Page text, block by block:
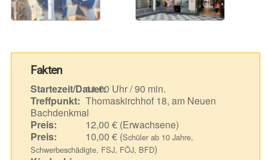
Fakten
Startezeit/Dauer:11.00 Uhr / 90 min.
Treffpunkt: Thomaskirchhof 18, am Neuen
Bachdenkmal
Preis:
12,00 € (Erwachsene)
Preis:
10,00 € (Schüler ab 10 Jahre,
Schwerbeschädigte, FSJ, FÖJ, BFD)